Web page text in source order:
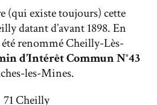
(qui existe toujours) cette
datant d’avant 1898. En
renommé Cheilly-Lès-
d’Intérêt Commun N°43
les-Mines.